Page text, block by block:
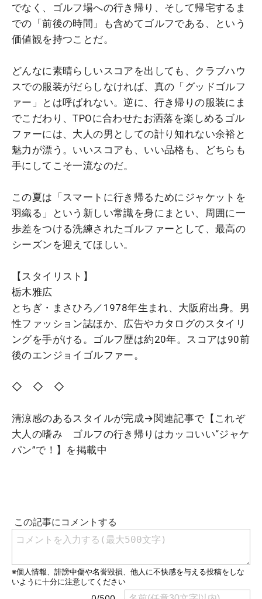
でなく、ゴルフ場への行き帰り、そして帰宅するま
での「前後の時間」も含めてゴルフである、という
価値観を持つことだ。
どんなに素晴らしいスコアを出しても、クラブハウ
スでの服装がだらしなければ、真の「グッドゴルフ
ァー」とは呼ばれない。逆に、行き帰りの服装にま
でこだわり、TPOに合わせたお洒落を楽しめるゴル
ファーには、大人の男としての計り知れない余裕と
魅力が漂う。いいスコアも、いい品格も、どちらも
手にしてこそ一流なのだ。
この夏は「スマートに行き帰るためにジャケットを
羽織る」という新しい常識を身にまとい、周囲に一
歩差をつける洗練されたゴルファーとして、最高の
シーズンを迎えてほしい。
【スタイリスト】
栃木雅広
とちぎ・まさひろ／1978年生まれ、大阪府出身。男
性ファッション誌ほか、広告やカタログのスタイリ
ングを手がける。ゴルフ歴は約20年。スコアは90前
後のエンジョイゴルファー。
◇ ◇ ◇
清涼感のあるスタイルが完成→関連記事で【これぞ
大人の嗜み ゴルフの行き帰りはカッコいい“ジャケ
パン”で！】を掲載中